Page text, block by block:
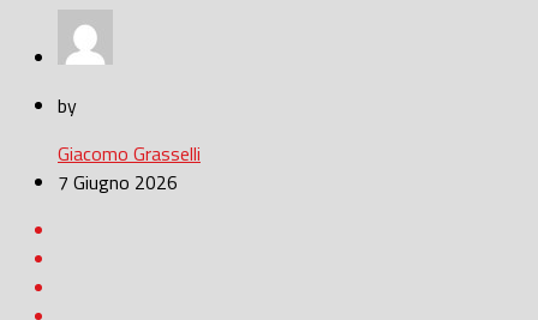
by
Giacomo Grasselli
7 Giugno 2026